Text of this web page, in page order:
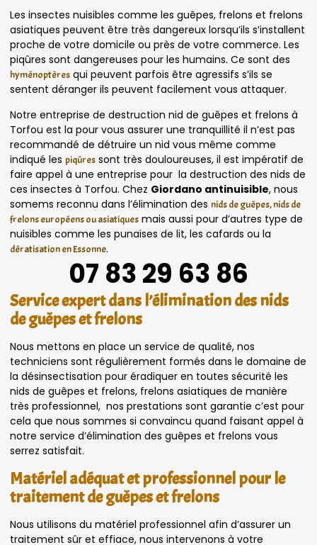
Les insectes nuisibles comme les guêpes, frelons et frelons
asiatiques peuvent être très dangereux lorsqu’ils s’installent
proche de votre domicile ou près de votre commerce. Les
piqûres sont dangereuses pour les humains. Ce sont des
hyménoptères qui peuvent parfois être agressifs s’ils se
sentent déranger ils peuvent facilement vous attaquer.
Notre entreprise de destruction nid de guêpes et frelons à
Torfou est la pour vous assurer une tranquillité il n’est pas
recommandé de détruire un nid vous même comme
indiqué les piqûres sont très douloureuses, il est impératif de
faire appel à une entreprise pour la destruction des nids de
ces insectes à Torfou. Chez Giordano antinuisible, nous
somems reconnu dans l’élimination des nids de guêpes, nids de
frelons européens ou asiatiques mais aussi pour d’autres type de
nuisibles comme les punaises de lit, les cafards ou la
dératisation en Essonne.
07 83 29 63 86
Service expert dans l’élimination des nids
de guêpes et frelons
Nous mettons en place un service de qualité, nos
techniciens sont régulièrement formés dans le domaine de
la désinsectisation pour éradiquer en toutes sécurité les
nids de guêpes et frelons, frelons asiatiques de manière
très professionnel, nos prestations sont garantie c’est pour
cela que nous sommes si convaincu quand faisant appel à
notre service d’élimination des guêpes et frelons vous
serrez satisfait.
Matériel adéquat et professionnel pour le
traitement de guêpes et frelons
Nous utilisons du matériel professionnel afin d’assurer un
traitement sûr et effiace, nous intervenons à votre